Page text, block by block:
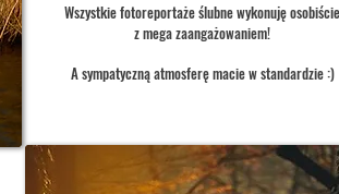
Wszystkie fotoreportaże ślubne wykonuję osobiście
z mega zaangażowaniem!
A sympatyczną atmosferę macie w standardzie :)